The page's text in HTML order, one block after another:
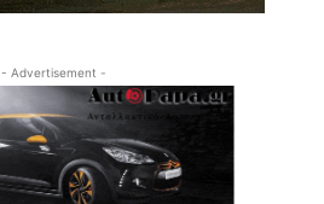
- Advertisement -